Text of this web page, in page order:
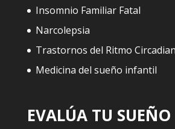
Insomnio Familiar Fatal
Narcolepsia
Trastornos del Ritmo
Medicina del sueño infantil
EVALÚA TU SUEÑO